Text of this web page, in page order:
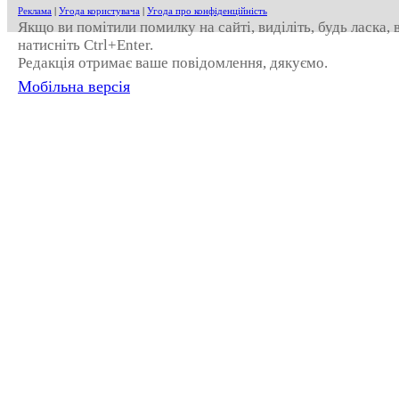
Реклама | Угода користувача | Угода про конфіденційність
Якщо ви помітили помилку на сайті, виділіть, будь
натисніть Ctrl+Enter.
Редакція отримає ваше повідомлення, дякуємо.
Мобільна версія